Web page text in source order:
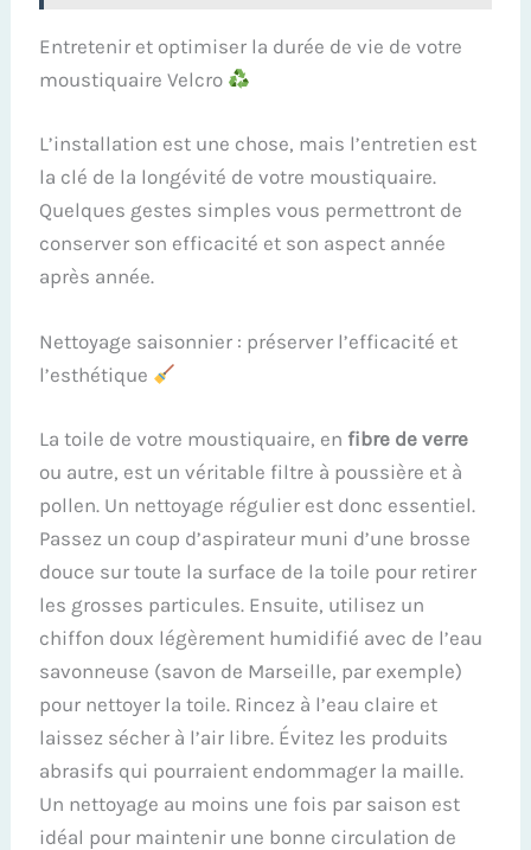
Entretenir et optimiser la durée de vie de votre
moustiquaire Velcro
L’installation est une chose, mais l’entretien est
la clé de la longévité de votre moustiquaire.
Quelques gestes simples vous permettront de
conserver son efficacité et son aspect année
après année.
Nettoyage saisonnier : préserver l’efficacité et
l’esthétique
La toile de votre moustiquaire, en fibre de verre
ou autre, est un véritable filtre à poussière et à
pollen. Un nettoyage régulier est donc essentiel.
Passez un coup d’aspirateur muni d’une brosse
douce sur toute la surface de la toile pour retirer
les grosses particules. Ensuite, utilisez un
chiffon doux légèrement humidifié avec de l’eau
savonneuse (savon de Marseille, par exemple)
pour nettoyer la toile. Rincez à l’eau claire et
laissez sécher à l’air libre. Évitez les produits
abrasifs qui pourraient endommager la maille.
Un nettoyage au moins une fois par saison est
idéal pour maintenir une bonne circulation de